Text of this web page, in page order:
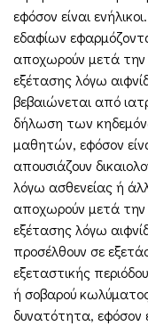
εφόσον είναι
εδαφίων
αποχωρούν μετά
εξέτασης λόγω
βεβαιώνεται από
δήλωση των
μαθητών, εφόσον
απουσιάζουν
λόγω ασθενείας ή
αποχωρούν μετά
εξέτασης λόγω
προσέλθουν σε
εξεταστικής
ή σοβαρού
δυνατότητα, εφόσον